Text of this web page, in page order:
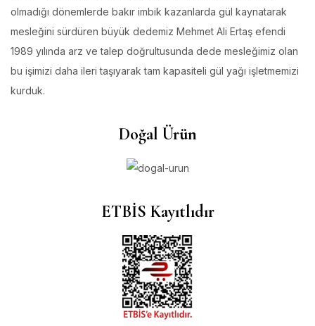
olmadığı dönemlerde bakır imbik kazanlarda gül kaynatarak
mesleğini sürdüren büyük dedemiz Mehmet Ali Ertaş efendi
1989 yılında arz ve talep doğrultusunda dede mesleğimiz olan
bu işimizi daha ileri taşıyarak tam kapasiteli gül yağı işletmemizi
kurduk.
Doğal Ürün
ETBİS Kayıtlıdır